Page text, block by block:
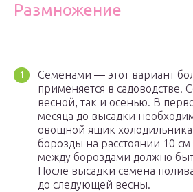
Размножение
Семенами — этот вариант
применяется в садоводстве.
весной, так и осенью. В
месяца до высадки
овощной ящик
борозды на расстоянии 10 см
между бороздами должно
После высадки семена
до следующей весны.